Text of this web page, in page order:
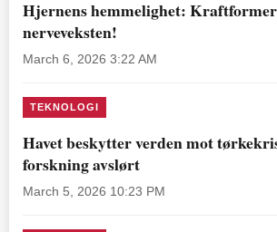
Hjernens hemmelighet:
nerveveksten!
March 6, 2026 3:22 AM
TEKNOLOGI
Havet beskytter verden mot
forskning avslørt
March 5, 2026 10:23 PM